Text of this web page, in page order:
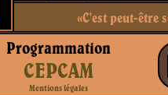
«C'est peut-être
Programmation
CEPCAM
Mentions légales